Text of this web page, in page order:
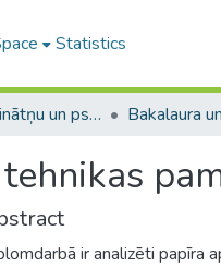
Statistics
A -- Izglītības zinātņu un psiholoģijas fakultāte / Faculty of Education Sciences and Psychology
ir analizēti papīra